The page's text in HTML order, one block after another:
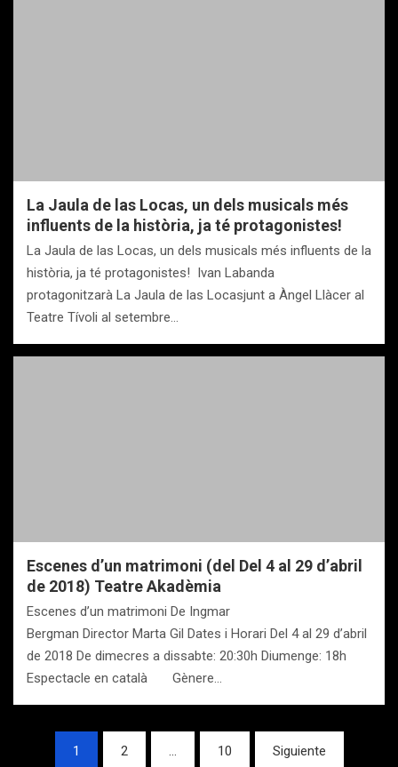
La Jaula de las Locas, un dels musicals més
influents de la història, ja té protagonistes!
La Jaula de las Locas, un dels musicals més influents de la
història, ja té protagonistes! Ivan Labanda
protagonitzarà La Jaula de las Locasjunt a Àngel Llàcer al
Teatre Tívoli al setembre…
Escenes d’un matrimoni (del Del 4 al 29 d’abril
de 2018) Teatre Akadèmia
Escenes d’un matrimoni De Ingmar
Bergman Director Marta Gil Dates i Horari Del 4 al 29 d’abril
de 2018 De dimecres a dissabte: 20:30h Diumenge: 18h
Espectacle en català Gènere…
Navegación
1 2 … 10 Siguiente